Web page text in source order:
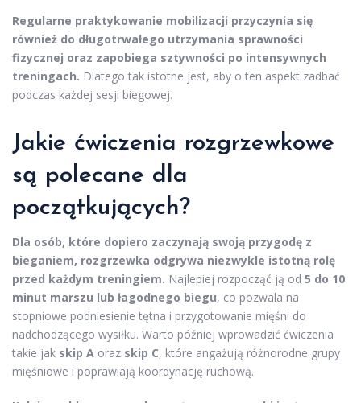
Regularne praktykowanie mobilizacji przyczynia się
również do długotrwałego utrzymania sprawności
fizycznej oraz zapobiega sztywności po intensywnych
treningach. Dlatego tak istotne jest, aby o ten aspekt zadbać
podczas każdej sesji biegowej.
Jakie ćwiczenia rozgrzewkowe
są polecane dla
początkujących?
Dla osób, które dopiero zaczynają swoją przygodę z
bieganiem, rozgrzewka odgrywa niezwykle istotną rolę
przed każdym treningiem. Najlepiej rozpocząć ją od 5 do 10
minut marszu lub łagodnego biegu, co pozwala na
stopniowe podniesienie tętna i przygotowanie mięśni do
nadchodzącego wysiłku. Warto później wprowadzić ćwiczenia
takie jak skip A oraz skip C, które angażują różnorodne grupy
mięśniowe i poprawiają koordynację ruchową.